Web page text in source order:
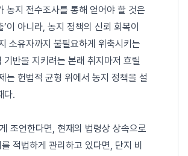
농지 전수조사를 통해 얻어야 할 것은
’이 아니라, 농지 정책의 신뢰 회복이
소유자까지 불필요하게 위축시키는
기반을 지키려는 본래 취지마저 흐릴
는 헌법적 균형 위에서 농지 정책을 설
다.
조언한다면, 현재의 법령상 상속으로
적법하게 관리하고 있다면, 단지 비